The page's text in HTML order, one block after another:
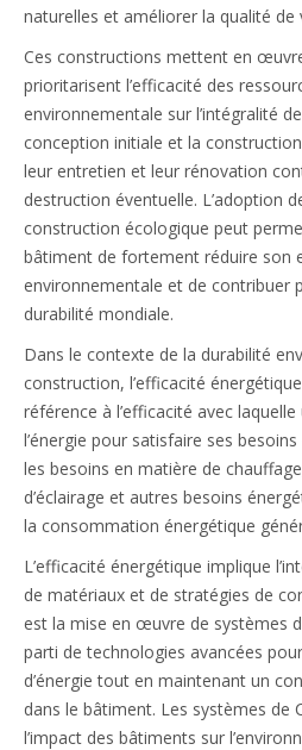
naturelles et améliorer la qualité de
Ces constructions mettent en
prioritarisent l’efficacité des
environnementale sur l’intégralité
conception initiale et la
leur entretien et leur rénovation
destruction éventuelle. L’adoption
construction écologique peut
bâtiment de fortement réduire son
environnementale et de contribuer
durabilité mondiale.
Dans le contexte de la durabilité
construction, l’efficacité
référence à l’efficacité avec
l’énergie pour satisfaire ses
les besoins en matière de
d’éclairage et autres besoins
la consommation énergétique
L’efficacité énergétique implique
de matériaux et de stratégies de
est la mise en œuvre de systèmes
parti de technologies avancées
d’énergie tout en maintenant un
dans le bâtiment. Les systèmes de
l’impact des bâtiments sur